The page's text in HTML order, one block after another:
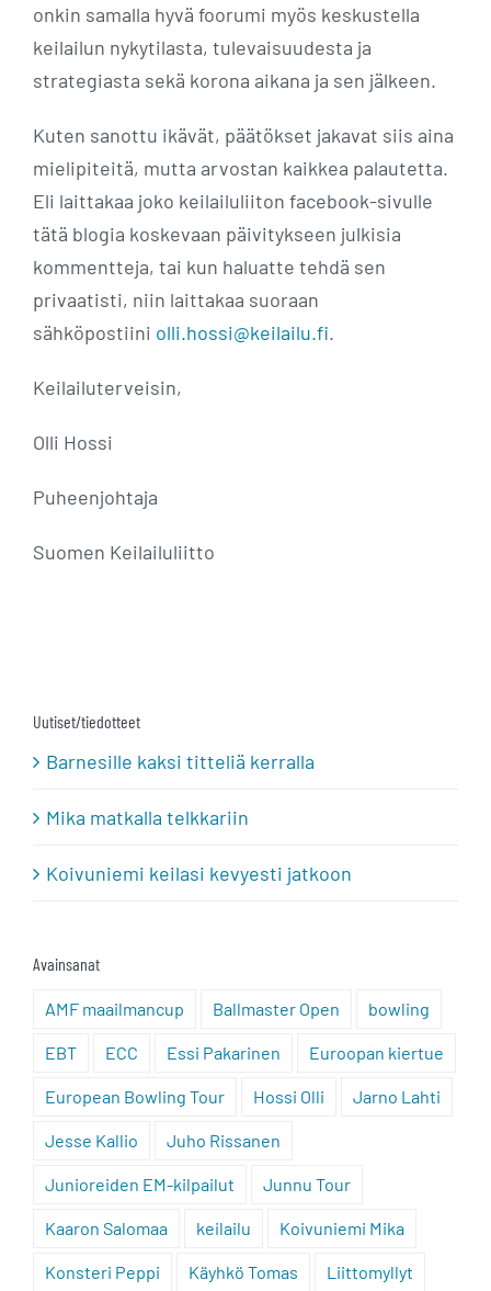
onkin samalla hyvä foorumi myös keskustella
keilailun nykytilasta, tulevaisuudesta ja
strategiasta sekä korona aikana ja sen jälkeen.
Kuten sanottu ikävät, päätökset jakavat siis aina
mielipiteitä, mutta arvostan kaikkea palautetta.
Eli laittakaa joko keilailuliiton facebook-sivulle
tätä blogia koskevaan päivitykseen julkisia
kommentteja, tai kun haluatte tehdä sen
privaatisti, niin laittakaa suoraan
sähköpostiini olli.hossi@keilailu.fi.
Keilailuterveisin,
Olli Hossi
Puheenjohtaja
Suomen Keilailuliitto
Uutiset/tiedotteet
Barnesille kaksi titteliä kerralla
Mika matkalla telkkariin
Koivuniemi keilasi kevyesti jatkoon
Avainsanat
AMF maailmancup Ballmaster Open bowling
EBT ECC Essi Pakarinen Euroopan kiertue
European Bowling Tour Hossi Olli Jarno Lahti
Jesse Kallio Juho Rissanen
Junioreiden EM-kilpailut Junnu Tour
Kaaron Salomaa keilailu Koivuniemi Mika
Konsteri Peppi Käyhkö Tomas Liittomyllyt